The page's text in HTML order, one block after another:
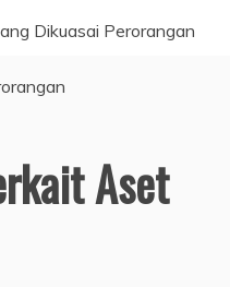
Dikuasai Perorangan
Aset